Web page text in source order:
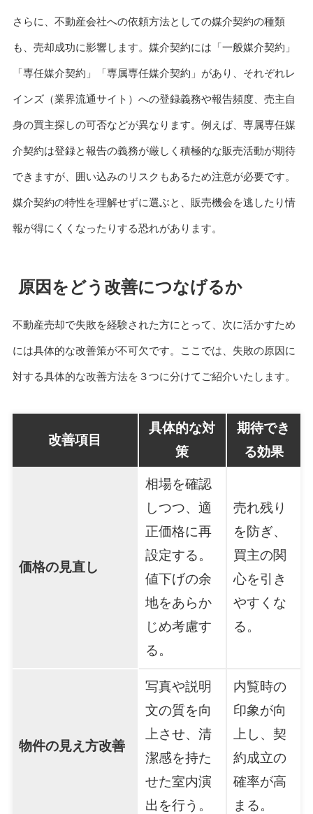
さらに、不動産会社への依頼方法としての媒介契約の種類
も、売却成功に影響します。媒介契約には「一般媒介契約」
「専任媒介契約」「専属専任媒介契約」があり、それぞれレ
インズ（業界流通サイト）への登録義務や報告頻度、売主自
身の買主探しの可否などが異なります。例えば、専属専任媒
介契約は登録と報告の義務が厳しく積極的な販売活動が期待
できますが、囲い込みのリスクもあるため注意が必要です。
媒介契約の特性を理解せずに選ぶと、販売機会を逃したり情
報が得にくくなったりする恐れがあります。
原因をどう改善につなげるか
不動産売却で失敗を経験された方にとって、次に活かすため
には具体的な改善策が不可欠です。ここでは、失敗の原因に
対する具体的な改善方法を３つに分けてご紹介いたします。
改善項目
具体的な対
策
期待でき
る効果
価格の見直し
相場を確認
しつつ、適
正価格に再
設定する。
値下げの余
地をあらか
じめ考慮す
る。
売れ残り
を防ぎ、
買主の関
心を引き
やすくな
る。
物件の見え方改善
写真や説明
文の質を向
上させ、清
潔感を持た
せた室内演
出を行う。
内覧時の
印象が向
上し、契
約成立の
確率が高
まる。